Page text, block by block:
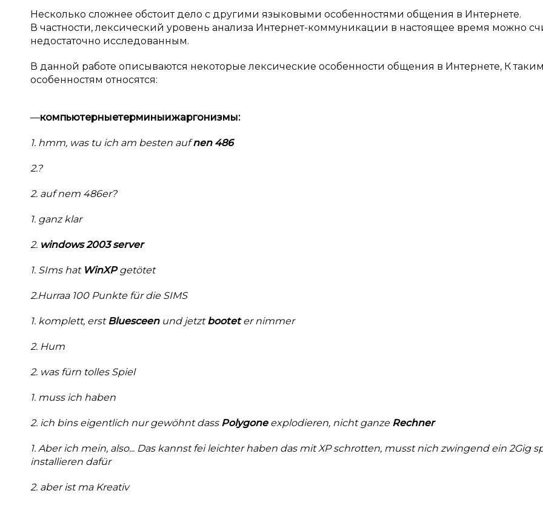
Несколько сложнее обстоит дело с другими языковыми особенностями общения в Интернете.
В частности, лексический уровень анализа Интернет-коммуникации в настоящее время можно
недостаточно исследованным.
В данной работе описываются некоторые лексические особенности общения в Интернете, К
особенностям относятся:
—компьютерныетерминыижаргонизмы:
1. hmm, was tu ich am besten aufnen 486
2.?
2. auf nem 486er?
1. ganz klar
2. windows 2003 server
1. SIms hat WinXPgetötet
2.Hurraa 100 Punkte für die SIMS
1. komplett, erstBluesceenund jetztbooteter nimmer
2. Hum
2. was fürn tolles Spiel
1. muss ich haben
2. ich bins eigentlich nur gewöhnt dass Polygoneexplodieren, nicht ganze Rechner
1. Aber ich mein, also... Das kannst fei leichter haben das mit XP schrotten, musst nich zwingend ein 2Gig
installieren dafür
2. aber ist ma Kreativ